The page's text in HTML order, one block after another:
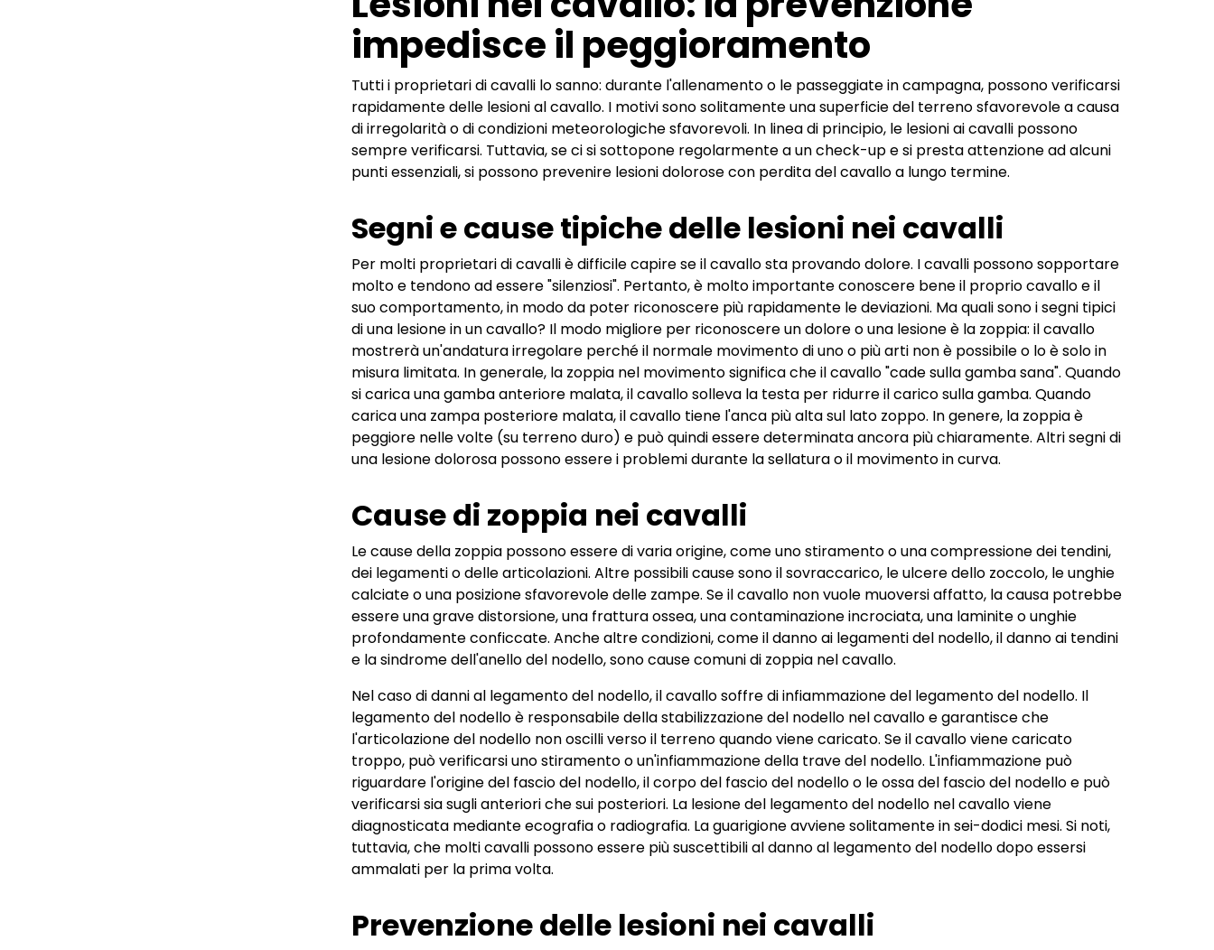
impedisce il peggioramento
Tutti i proprietari di cavalli lo sanno: durante l'allenamento o le passeggiate in campagna, possono verificarsi
rapidamente delle lesioni al cavallo. I motivi sono solitamente una superficie del terreno sfavorevole a causa
di irregolarità o di condizioni meteorologiche sfavorevoli. In linea di principio, le lesioni ai cavalli possono
sempre verificarsi. Tuttavia, se ci si sottopone regolarmente a un check-up e si presta attenzione ad alcuni
punti essenziali, si possono prevenire lesioni dolorose con perdita del cavallo a lungo termine.
Segni e cause tipiche delle lesioni nei cavalli
Per molti proprietari di cavalli è difficile capire se il cavallo sta provando dolore. I cavalli possono sopportare
molto e tendono ad essere "silenziosi". Pertanto, è molto importante conoscere bene il proprio cavallo e il
suo comportamento, in modo da poter riconoscere più rapidamente le deviazioni. Ma quali sono i segni tipici
di una lesione in un cavallo? Il modo migliore per riconoscere un dolore o una lesione è la zoppia: il cavallo
mostrerà un'andatura irregolare perché il normale movimento di uno o più arti non è possibile o lo è solo in
misura limitata. In generale, la zoppia nel movimento significa che il cavallo "cade sulla gamba sana". Quando
si carica una gamba anteriore malata, il cavallo solleva la testa per ridurre il carico sulla gamba. Quando
carica una zampa posteriore malata, il cavallo tiene l'anca più alta sul lato zoppo. In genere, la zoppia è
peggiore nelle volte (su terreno duro) e può quindi essere determinata ancora più chiaramente. Altri segni di
una lesione dolorosa possono essere i problemi durante la sellatura o il movimento in curva.
Cause di zoppia nei cavalli
Le cause della zoppia possono essere di varia origine, come uno stiramento o una compressione dei tendini,
dei legamenti o delle articolazioni. Altre possibili cause sono il sovraccarico, le ulcere dello zoccolo, le unghie
calciate o una posizione sfavorevole delle zampe. Se il cavallo non vuole muoversi affatto, la causa potrebbe
essere una grave distorsione, una frattura ossea, una contaminazione incrociata, una laminite o unghie
profondamente conficcate. Anche altre condizioni, come il danno ai legamenti del nodello, il danno ai tendini
e la sindrome dell'anello del nodello, sono cause comuni di zoppia nel cavallo.
Nel caso di danni al legamento del nodello, il cavallo soffre di infiammazione del legamento del nodello. Il
legamento del nodello è responsabile della stabilizzazione del nodello nel cavallo e garantisce che
l'articolazione del nodello non oscilli verso il terreno quando viene caricato. Se il cavallo viene caricato
troppo, può verificarsi uno stiramento o un'infiammazione della trave del nodello. L'infiammazione può
riguardare l'origine del fascio del nodello, il corpo del fascio del nodello o le ossa del fascio del nodello e può
verificarsi sia sugli anteriori che sui posteriori. La lesione del legamento del nodello nel cavallo viene
diagnosticata mediante ecografia o radiografia. La guarigione avviene solitamente in sei-dodici mesi. Si noti,
tuttavia, che molti cavalli possono essere più suscettibili al danno al legamento del nodello dopo essersi
ammalati per la prima volta.
Prevenzione delle lesioni nei cavalli